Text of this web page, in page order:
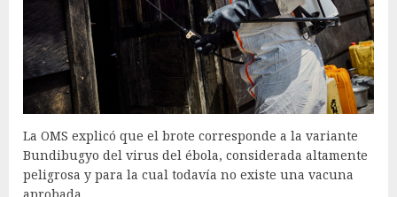
La OMS explicó que el brote corresponde a la variante
Bundibugyo del virus del ébola, considerada altamente
peligrosa y para la cual todavía no existe una vacuna